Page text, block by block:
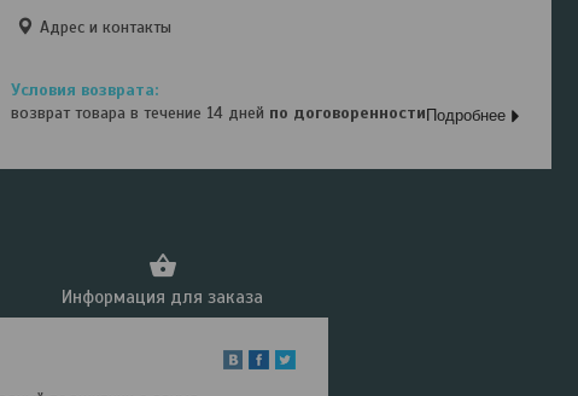
Адрес и контакты
возврат товара в течение 14 дней по договоренности Подробнее
Информация для заказа